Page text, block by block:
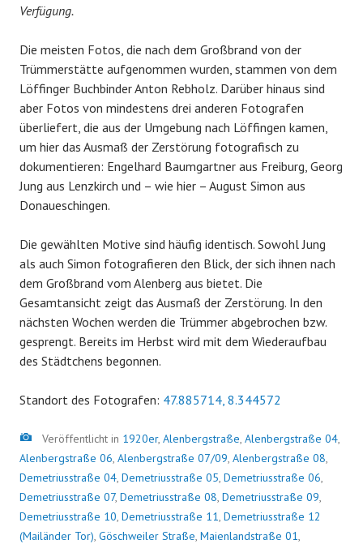
Verfügung.
Die meisten Fotos, die nach dem Großbrand von der
Trümmerstätte aufgenommen wurden, stammen von dem
Löffinger Buchbinder Anton Rebholz. Darüber hinaus sind
aber Fotos von mindestens drei anderen Fotografen
überliefert, die aus der Umgebung nach Löffingen kamen,
um hier das Ausmaß der Zerstörung fotografisch zu
dokumentieren: Engelhard Baumgartner aus Freiburg, Georg
Jung aus Lenzkirch und – wie hier – August Simon aus
Donaueschingen.
Die gewählten Motive sind häufig identisch. Sowohl Jung
als auch Simon fotografieren den Blick, der sich ihnen nach
dem Großbrand vom Alenberg aus bietet. Die
Gesamtansicht zeigt das Ausmaß der Zerstörung. In den
nächsten Wochen werden die Trümmer abgebrochen bzw.
gesprengt. Bereits im Herbst wird mit dem Wiederaufbau
des Städtchens begonnen.
Standort des Fotografen: 47.885714, 8.344572
Bild
Veröffentlicht in 1920er, Alenbergstraße, Alenbergstraße 04,
Alenbergstraße 06, Alenbergstraße 07/09, Alenbergstraße 08,
Demetriusstraße 04, Demetriusstraße 05, Demetriusstraße 06,
Demetriusstraße 07, Demetriusstraße 08, Demetriusstraße 09,
Demetriusstraße 10, Demetriusstraße 11, Demetriusstraße 12
(Mailänder Tor), Göschweiler Straße, Maienlandstraße 01,